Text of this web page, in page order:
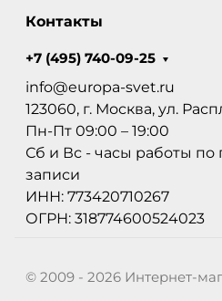
Контакты
+7 (495) 740-09-25
info@europa-svet.ru
123060, г. Москва, ул.
Пн-Пт 09:00 – 19:00
Сб и Вс - часы работы по
записи
ИНН: 773420710267
ОГРН: 318774600524023
© 2009 - 2026 Интернет-